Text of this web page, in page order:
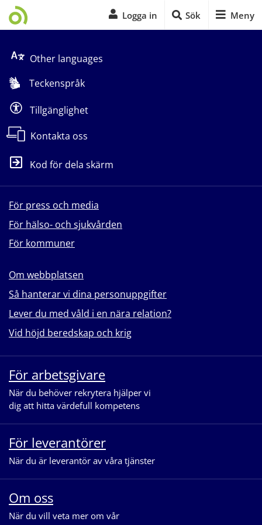
Logga in Sök Meny
Other languages
Teckenspråk
Tillgänglighet
Kontakta oss
Kod för dela skärm
För press och media
För hälso- och sjukvården
För kommuner
Om webbplatsen
Så hanterar vi dina personuppgifter
Lever du med våld i en nära relation?
Vid höjd beredskap och krig
För arbetsgivare
När du behöver rekrytera hjälper vi
dig att hitta värdefull kompetens
För leverantörer
När du är leverantör av våra tjänster
Om oss
När du vill veta mer om vår